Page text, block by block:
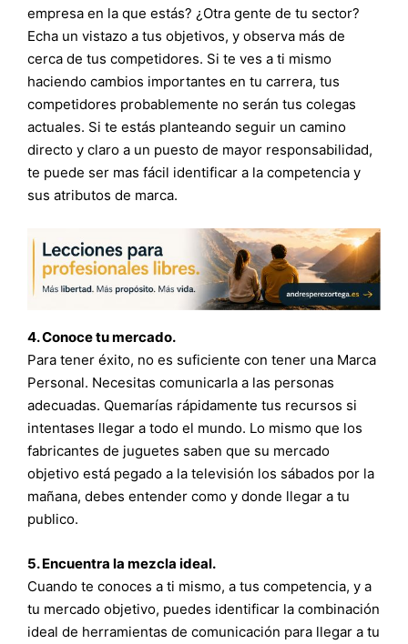
empresa en la que estás? ¿Otra gente de tu sector?
Echa un vistazo a tus objetivos, y observa más de
cerca de tus competidores. Si te ves a ti mismo
haciendo cambios importantes en tu carrera, tus
competidores probablemente no serán tus colegas
actuales. Si te estás planteando seguir un camino
directo y claro a un puesto de mayor responsabilidad,
te puede ser mas fácil identificar a la competencia y
sus atributos de marca.
4. Conoce tu mercado.
Para tener éxito, no es suficiente con tener una Marca
Personal. Necesitas comunicarla a las personas
adecuadas. Quemarías rápidamente tus recursos si
intentases llegar a todo el mundo. Lo mismo que los
fabricantes de juguetes saben que su mercado
objetivo está pegado a la televisión los sábados por la
mañana, debes entender como y donde llegar a tu
publico.
5. Encuentra la mezcla ideal.
Cuando te conoces a ti mismo, a tus competencia, y a
tu mercado objetivo, puedes identificar la combinación
ideal de herramientas de comunicación para llegar a tu